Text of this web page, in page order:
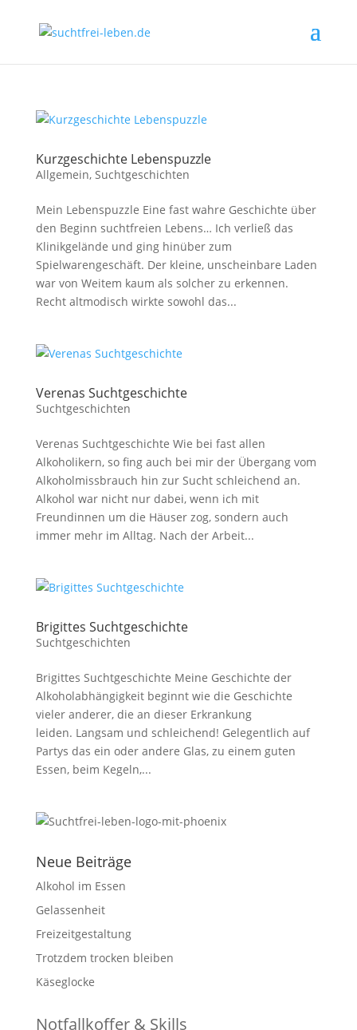
Kurzgeschichte Lebenspuzzle
Allgemein, Suchtgeschichten
Mein Lebenspuzzle Eine fast wahre Geschichte über
den Beginn suchtfreien Lebens… Ich verließ das
Klinikgelände und ging hinüber zum
Spielwarengeschäft. Der kleine, unscheinbare Laden
war von Weitem kaum als solcher zu erkennen.
Recht altmodisch wirkte sowohl das...
Verenas Suchtgeschichte
Suchtgeschichten
Verenas Suchtgeschichte Wie bei fast allen
Alkoholikern, so fing auch bei mir der Übergang vom
Alkoholmissbrauch hin zur Sucht schleichend an.
Alkohol war nicht nur dabei, wenn ich mit
Freundinnen um die Häuser zog, sondern auch
immer mehr im Alltag. Nach der Arbeit...
Brigittes Suchtgeschichte
Suchtgeschichten
Brigittes Suchtgeschichte Meine Geschichte der
Alkoholabhängigkeit beginnt wie die Geschichte
vieler anderer, die an dieser Erkrankung
leiden. Langsam und schleichend! Gelegentlich auf
Partys das ein oder andere Glas, zu einem guten
Essen, beim Kegeln,...
Neue Beiträge
Alkohol im Essen
Gelassenheit
Freizeitgestaltung
Trotzdem trocken bleiben
Käseglocke
Notfallkoffer & Skills